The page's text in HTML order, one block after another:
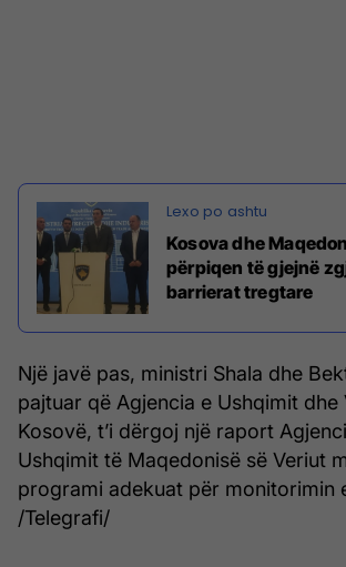
Kosova dhe
përpiqen të gjejnë
barrierat tregtare
Një javë pas, ministri Shala dhe
pajtuar që Agjencia e Ushqimit dhe
Kosovë, t’i dërgoj një raport
Ushqimit të Maqedonisë së Veriut
programi adekuat për monitorimin
/Telegrafi/